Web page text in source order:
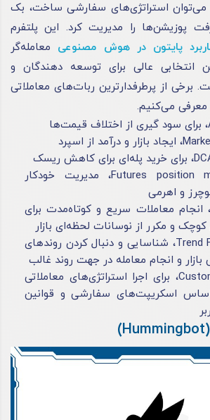
است. با HaasOnline می‌توان استراتژی‌های سفارشی ساخت، بک
پوزیشن‌ها را مدیریت کرد. این پلتفرم
پایتون در هوش مصنوعی معامله‌گر
انتخابی عالی برای توسعه دهندگان و
برخی از پرطرفدارترین ربات‌های معاملاتی
معرفی می‌کنیم.
ربات Futures position manager، مدیریت خودکار
و اهرمی
ربات Scalping، انجام معاملات سریع و کوتاه‌مدت برای
و مکرر از نوسانات لحظه‌ای بازار
ربات Trend Following، شناسایی و دنبال کردن روندهای
بازار و انجام معامله در جهت روند غالب
ربات Custom Script، برای اجرا استراتژی‌های معاملاتی
اسکریپت‌های سفارشی و قوانین